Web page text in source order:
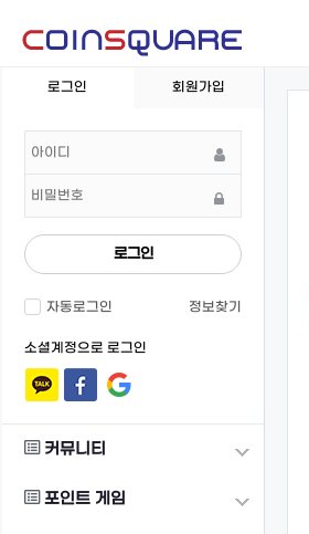
로그인 회원가입
로그인
자동로그인 정보찾기
소셜계정으로 로그인
커뮤니티
포인트 게임